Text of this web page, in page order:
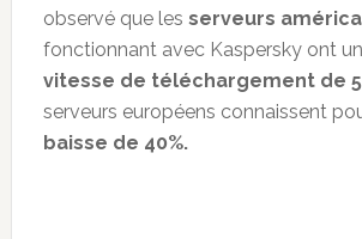
observé que les serveurs
fonctionnant avec Kaspersky ont
vitesse de téléchargement de
serveurs européens connaissent
baisse de 40%.